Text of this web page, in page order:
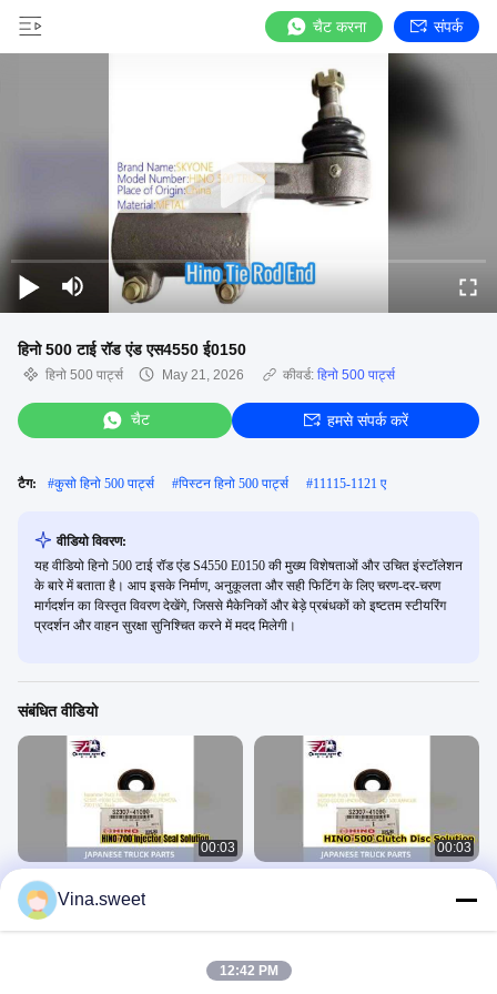
चैट करना संपर्क
हिनो 500 टाई रॉड एंड एस4550 ई0150
हिनो 500 पार्ट्स May 21, 2026 कीवर्ड: हिनो 500 पार्ट्स
चैट हमसे संपर्क करें
टैग: #कुसो हिनो 500 पार्ट्स #पिस्टन हिनो 500 पार्ट्स #11115-1121 ए
वीडियो विवरण:
यह वीडियो हिनो 500 टाई रॉड एंड S4550 E0150 की मुख्य विशेषताओं और उचित इंस्टॉलेशन
के बारे में बताता है। आप इसके निर्माण, अनुकूलता और सही फिटिंग के लिए चरण-दर-चरण
मार्गदर्शन का विस्तृत विवरण देखेंगे, जिससे मैकेनिकों और बेड़े प्रबंधकों को इष्टतम स्टीयरिंग
प्रदर्शन और वाहन सुरक्षा सुनिश्चित करने में मदद मिलेगी।
संबंधित वीडियो
00:03
HINO 700 E13C इंजेक्टर सील
S230741090 रिप्लेसमेंट
हिनो 500 पार्ट्स
00:03
Vina.sweet
12:42 PM